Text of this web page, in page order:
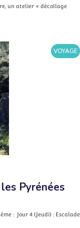
un atelier « décollage
VOYAGE
Pyrénées
: Jour 4 (Jeudi) : Escalade